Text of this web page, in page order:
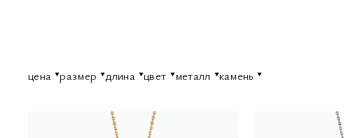
цена размер длина цвет металл камень